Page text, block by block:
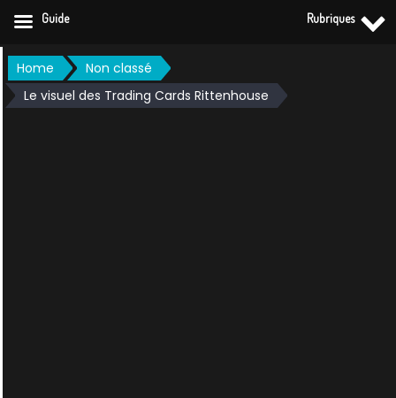
Skip
to
content
Home
Non classé
Le visuel des Trading Cards Rittenhouse
Guide Rubriques